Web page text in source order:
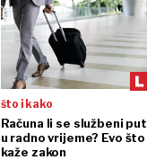
što i kako
Računa li se službeni put
u radno vrijeme? Evo što
kaže zakon